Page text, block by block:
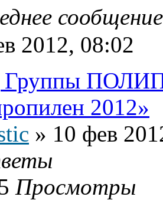
2012, 08:02
Группы
2012»
» 10 фев
Просмотры